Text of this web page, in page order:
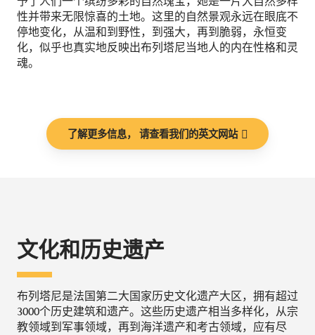
性并带来无限惊喜的土地。这里的自然景观永远在眼底不
停地变化，从温和到野性，到强大，再到脆弱，永恒变
化，似乎也真实地反映出布列塔尼当地人的内在性格和灵
魂。
了解更多信息， 请查看我们的英文网站
文化和历史遗产
布列塔尼是法国第二大国家历史文化遗产大区，拥有超过
3000个历史建筑和遗产。这些历史遗产相当多样化，从宗
教领域到军事领域，再到海洋遗产和考古领域，应有尽